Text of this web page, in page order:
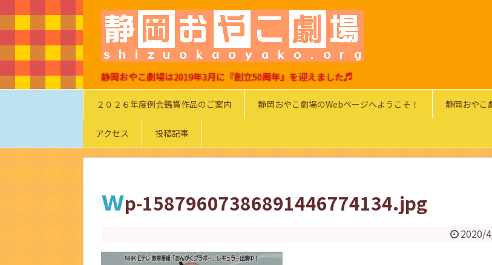
静岡おやこ劇場は2019年3月に『創立50周年』を迎えました♬
２０２６年度例会鑑賞作品のご案内 静岡おやこ劇場のWebページへようこそ！ 静岡おやこ
アクセス 投稿記事
wp-15879607386891446774134.jpg
2020/